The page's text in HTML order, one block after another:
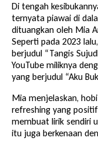
Di tengah
ternyata piawai di
dituangkan oleh Mia
Seperti pada 2023
berjudul “Tangis
YouTube miliknya
yang berjudul “Aku
Mia menjelaskan,
refreshing yang
membuat lirik sendiri
itu juga berkenaan